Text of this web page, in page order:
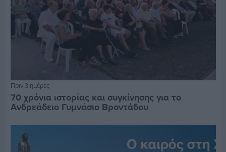
Πριν 3 ημέρες
70 χρόνια ιστορίας και συγκίνησης για το
Ανδρεάδειο Γυμνάσιο Βροντάδου